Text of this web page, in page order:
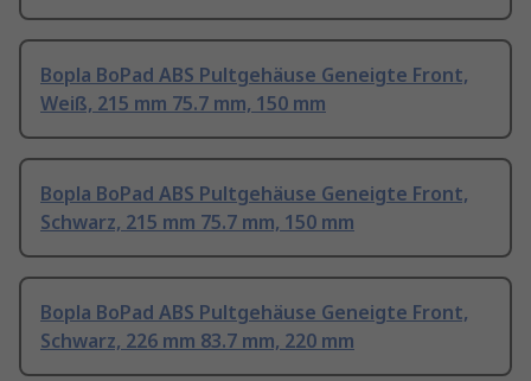
Bopla BoPad ABS Pultgehäuse Geneigte Front,
Weiß, 215 mm 75.7 mm, 150 mm
Bopla BoPad ABS Pultgehäuse Geneigte Front,
Schwarz, 215 mm 75.7 mm, 150 mm
Bopla BoPad ABS Pultgehäuse Geneigte Front,
Schwarz, 226 mm 83.7 mm, 220 mm